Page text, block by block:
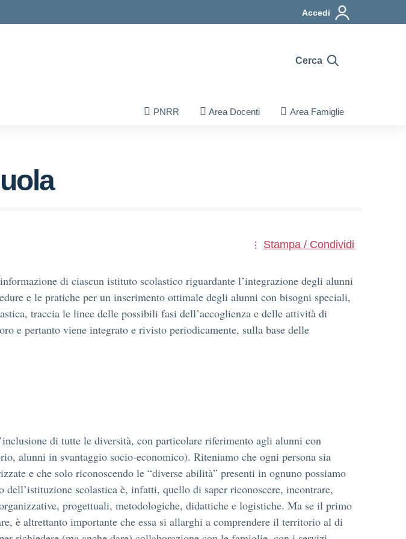
Accedi
Cerca
PNRR Area Docenti Area Famiglie
Stampa / Condividi
di ciascun istituto scolastico riguardante l’integrazione degli alunni
e le pratiche per un inserimento ottimale degli alunni con bisogni speciali,
traccia le linee delle possibili fasi dell’accoglienza e delle attività di
e pertanto viene integrato e rivisto periodicamente, sulla base delle
di tutte le diversità, con particolare riferimento agli alunni con
alunni in svantaggio socio-economico). Riteniamo che ogni persona sia
e che solo riconoscendo le “diverse abilità” presenti in ognuno possiamo
scolastica è, infatti, quello di saper riconoscere, incontrare,
progettuali, metodologiche, didattiche e logistiche. Ma se il primo
è altrettanto importante che essa si allarghi a comprendere il territorio al di